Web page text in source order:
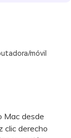
móvil
Mac desde
clic derecho